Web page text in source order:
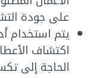
على جودة
يتم استخدام
اكتشاف
الحاجة إلى